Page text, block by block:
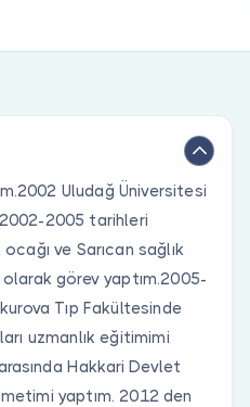
Uludağ Üniversitesi
2005 tarihleri
ve Sarıcan sağlık
görev yaptım.2005-
Tıp Fakültesinde
uzmanlık eğitimimi
Hakkari Devlet
yaptım. 2012 den